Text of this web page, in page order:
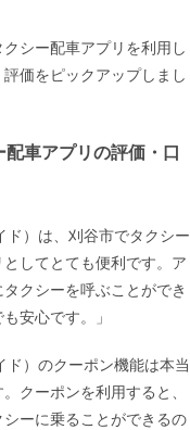
シー配車アプリを利用し
価をピックアップしまし
車アプリの評価・口
ド）は、刈谷市でタクシー
してとても便利です。ア
クシーを呼ぶことができ
安心です。」
ド）のクーポン機能は本当
クーポンを利用すると、
ーに乗ることができるの